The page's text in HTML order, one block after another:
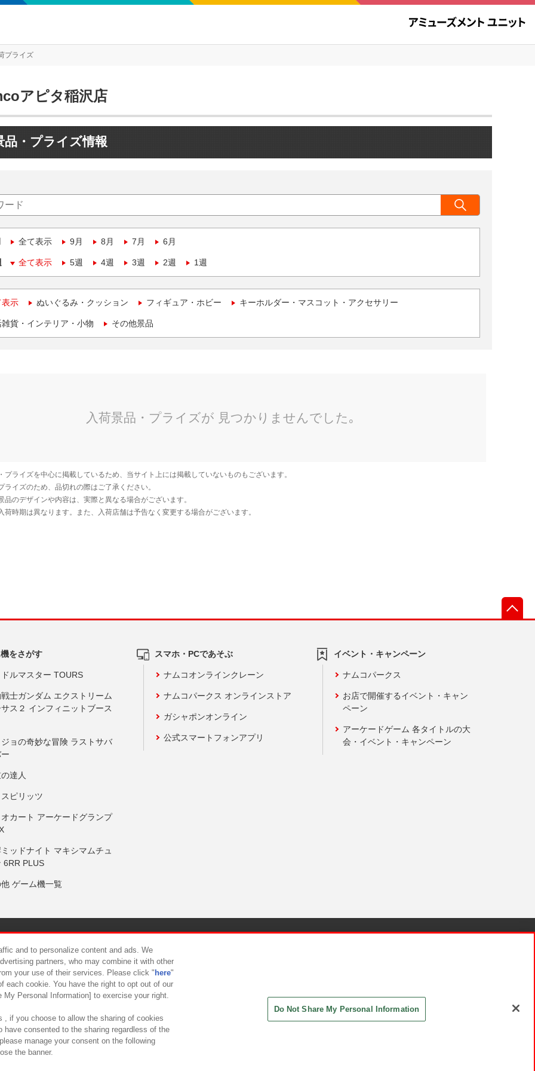
プライズ
アピタ稲沢店
品・プライズ情報
全て表示 9月 8月 7月 6月
全て表示 5週 4週 3週 2週 1週
表示 ぬいぐるみ・クッション フィギュア・ホビー キーホルダー・マスコット・アクセサリー
貨・インテリア・小物 その他景品
をさがす
ルマスター TOURS
士ガンダム エクストリーム
ス２ インフィニットブース
ョの奇妙な冒険 ラストサバ
達人
ピリッツ
カート アーケードグランプ
ッドナイト マキシマムチュ
6RR PLUS
ゲーム機一覧
スマホ・PCであそぶ
ナムコオンラインクレーン
ナムコパークス オンラインストア
ガシャポンオンライン
公式スマートフォンアプリ
イベント・キャンペーン
ナムコパークス
お店で開催するイベント・キャン
ペーン
アーケードゲーム 各タイトルの大
会・イベント・キャンペーン
について カスタマーハラスメント対応方針
and to personalize content and ads. We
partners, who may combine it with other
your use of their services. Please click " here"
each cookie. You have the right to opt out of our
Personal Information] to exercise your right.
, if you choose to allow the sharing of cookies
have consented to the sharing regardless of the
manage your consent on the following
the banner.
Do Not Share My Personal Information